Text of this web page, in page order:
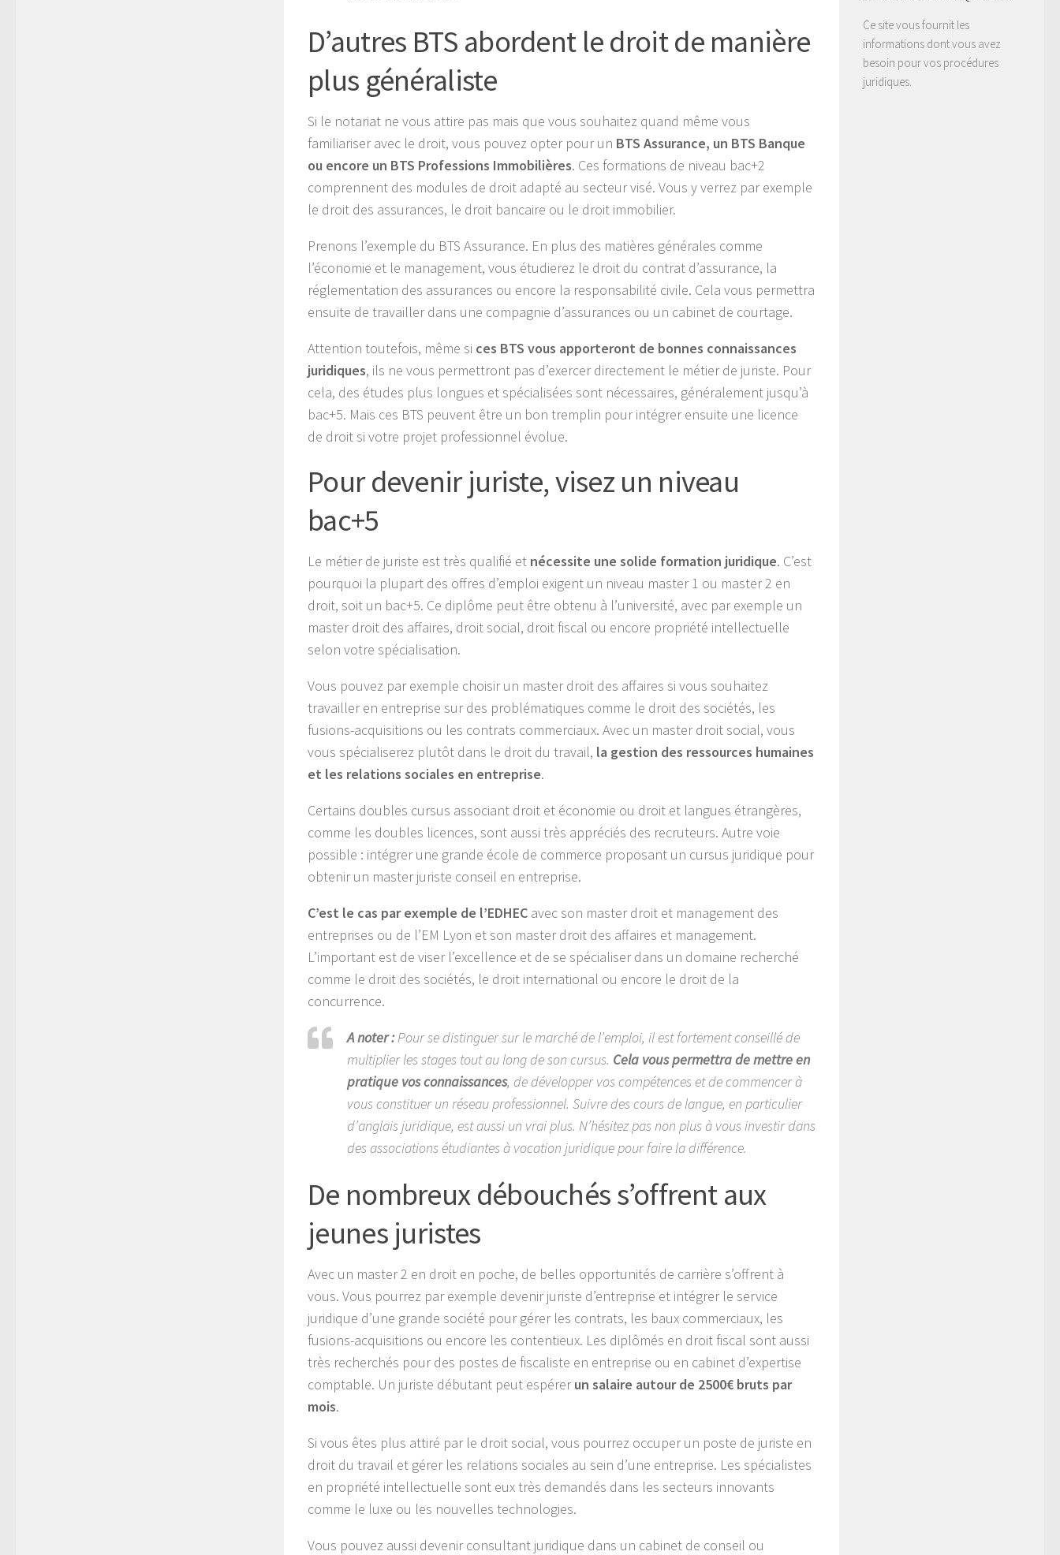
D’autres BTS abordent le droit de manière
plus généraliste
Si le notariat ne vous attire pas mais que vous souhaitez quand même vous
familiariser avec le droit, vous pouvez opter pour un BTS Assurance, un BTS Banque
ou encore un BTS Professions Immobilières. Ces formations de niveau bac+2
comprennent des modules de droit adapté au secteur visé. Vous y verrez par exemple
le droit des assurances, le droit bancaire ou le droit immobilier.
Prenons l’exemple du BTS Assurance. En plus des matières générales comme
l’économie et le management, vous étudierez le droit du contrat d’assurance, la
réglementation des assurances ou encore la responsabilité civile. Cela vous permettra
ensuite de travailler dans une compagnie d’assurances ou un cabinet de courtage.
Attention toutefois, même si ces BTS vous apporteront de bonnes connaissances
juridiques, ils ne vous permettront pas d’exercer directement le métier de juriste. Pour
cela, des études plus longues et spécialisées sont nécessaires, généralement jusqu’à
bac+5. Mais ces BTS peuvent être un bon tremplin pour intégrer ensuite une licence
de droit si votre projet professionnel évolue.
Pour devenir juriste, visez un niveau
bac+5
Le métier de juriste est très qualifié et nécessite une solide formation juridique. C’est
pourquoi la plupart des offres d’emploi exigent un niveau master 1 ou master 2 en
droit, soit un bac+5. Ce diplôme peut être obtenu à l’université, avec par exemple un
master droit des affaires, droit social, droit fiscal ou encore propriété intellectuelle
selon votre spécialisation.
Vous pouvez par exemple choisir un master droit des affaires si vous souhaitez
travailler en entreprise sur des problématiques comme le droit des sociétés, les
fusions-acquisitions ou les contrats commerciaux. Avec un master droit social, vous
vous spécialiserez plutôt dans le droit du travail, la gestion des ressources humaines
et les relations sociales en entreprise.
Certains doubles cursus associant droit et économie ou droit et langues étrangères,
comme les doubles licences, sont aussi très appréciés des recruteurs. Autre voie
possible : intégrer une grande école de commerce proposant un cursus juridique pour
obtenir un master juriste conseil en entreprise.
C’est le cas par exemple de l’EDHEC avec son master droit et management des
entreprises ou de l’EM Lyon et son master droit des affaires et management.
L’important est de viser l’excellence et de se spécialiser dans un domaine recherché
comme le droit des sociétés, le droit international ou encore le droit de la
concurrence.
A noter :Pour se distinguer sur le marché de l’emploi, il est fortement conseillé de
multiplier les stages tout au long de son cursus. Cela vous permettra de mettre en
pratique vos connaissances, de développer vos compétences et de commencer à
vous constituer un réseau professionnel. Suivre des cours de langue, en particulier
d’anglais juridique, est aussi un vrai plus. N’hésitez pas non plus à vous investir dans
des associations étudiantes à vocation juridique pour faire la différence.
De nombreux débouchés s’offrent aux
jeunes juristes
Avec un master 2 en droit en poche, de belles opportunités de carrière s’offrent à
vous. Vous pourrez par exemple devenir juriste d’entreprise et intégrer le service
juridique d’une grande société pour gérer les contrats, les baux commerciaux, les
fusions-acquisitions ou encore les contentieux. Les diplômés en droit fiscal sont aussi
très recherchés pour des postes de fiscaliste en entreprise ou en cabinet d’expertise
comptable. Un juriste débutant peut espérerun salaire autour de 2500€ bruts par
mois.
Si vous êtes plus attiré par le droit social, vous pourrez occuper un poste de juriste en
droit du travail et gérer les relations sociales au sein d’une entreprise. Les spécialistes
en propriété intellectuelle sont eux très demandés dans les secteurs innovants
comme le luxe ou les nouvelles technologies.
Vous pouvez aussi devenir consultant juridique dans un cabinet de conseil ou
Ce site vous fournit les
informations dont vous avez
besoin pour vos procédures
juridiques.